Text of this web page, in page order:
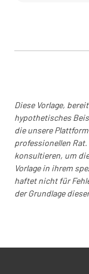
Integrität
Wurde die
empfangen?
JA
Wurde die
Diese Vorlage,
hypothetisches
die unsere
professionellen
konsultieren, um
Vorlage in ihrem
haftet nicht für
der Grundlage